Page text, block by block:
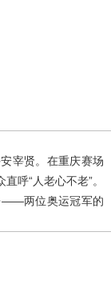
宰贤。在重庆赛场
呼“人老心不老”。
——两位奥运冠军的